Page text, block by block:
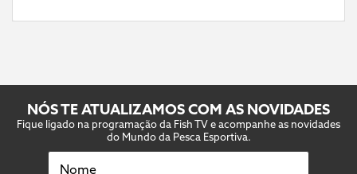
NÓS TE ATUALIZAMOS COM AS NOVIDADES
Fique ligado na programação da Fish TV e acompanhe as novidades
do Mundo da Pesca Esportiva.
Nome